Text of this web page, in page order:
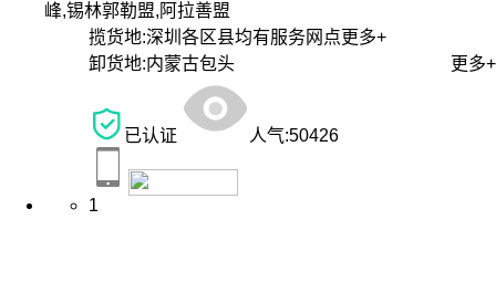
峰,锡林郭勒盟,阿拉善盟
揽货地:深圳各区县均有服务网点更多+
卸货地:内蒙古包头 更多+
已认证 人气:50426
1